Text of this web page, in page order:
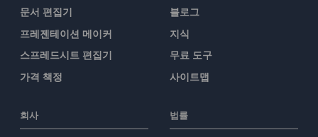
문서 편집기
프레젠테이션 메이커
스프레드시트 편집기
가격 책정
블로그
지식
무료 도구
사이트맵
회사 법률